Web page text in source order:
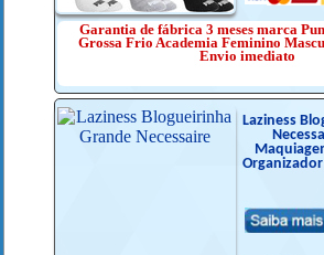
Garantia de fábrica 3 meses marca
Grossa Frio Academia Feminino
Envio imediato
Laziness